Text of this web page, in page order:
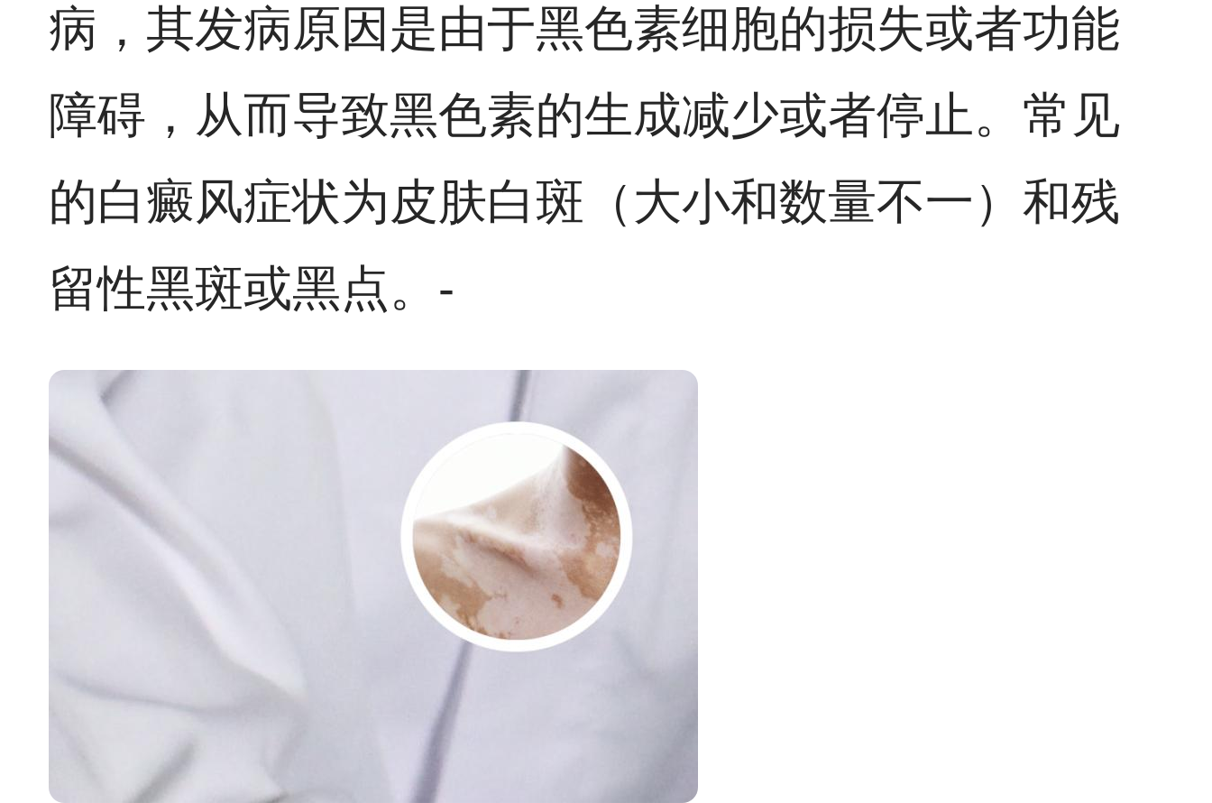
病，其发病原因是由于黑色素细胞的损失或者功能
障碍，从而导致黑色素的生成减少或者停止。常见
的白癜风症状为皮肤白斑（大小和数量不一）和残
留性黑斑或黑点。-